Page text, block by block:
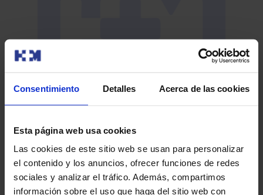
Consentimiento Detalles Acerca de las cookies
Esta página web usa cookies
Las cookies de este sitio web se usan para personalizar
el contenido y los anuncios, ofrecer funciones de redes
sociales y analizar el tráfico. Además, compartimos
información sobre el uso que haga del sitio web con
piel
Con el objetivo de impulsar la prevención del cáncer de
piel y el diagnóstico precoz de la enfermedad ya
desarrollada pa…